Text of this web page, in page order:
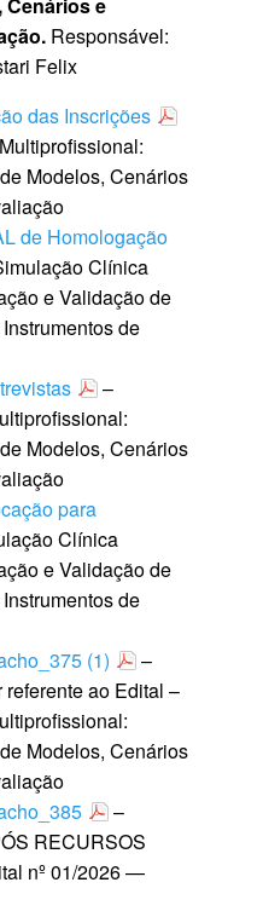
Responsável:
Felix
das Inscrições
Modelos, Cenários
de Homologação
Clínica
e Validação de
de
–
Modelos, Cenários
para
Clínica
e Validação de
de
(1)
–
ao Edital –
Modelos, Cenários
–
RECURSOS
nº 01/2026 —